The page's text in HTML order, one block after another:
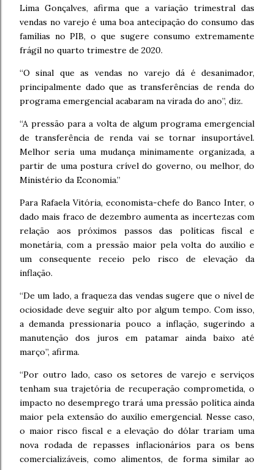
Lima Gonçalves, afirma que a variação trimestral das
vendas no varejo é uma boa antecipação do consumo das
famílias no PIB, o que sugere consumo extremamente
frágil no quarto trimestre de 2020.
“O sinal que as vendas no varejo dá é desanimador,
principalmente dado que as transferências de renda do
programa emergencial acabaram na virada do ano”, diz.
“A pressão para a volta de algum programa emergencial
de transferência de renda vai se tornar insuportável.
Melhor seria uma mudança minimamente organizada, a
partir de uma postura crível do governo, ou melhor, do
Ministério da Economia.”
Para Rafaela Vitória, economista-chefe do Banco Inter, o
dado mais fraco de dezembro aumenta as incertezas com
relação aos próximos passos das políticas fiscal e
monetária, com a pressão maior pela volta do auxílio e
um consequente receio pelo risco de elevação da
inflação.
“De um lado, a fraqueza das vendas sugere que o nível de
ociosidade deve seguir alto por algum tempo. Com isso,
a demanda pressionaria pouco a inflação, sugerindo a
manutenção dos juros em patamar ainda baixo até
março”, afirma.
“Por outro lado, caso os setores de varejo e serviços
tenham sua trajetória de recuperação comprometida, o
impacto no desemprego trará uma pressão política ainda
maior pela extensão do auxílio emergencial. Nesse caso,
o maior risco fiscal e a elevação do dólar trariam uma
nova rodada de repasses inflacionários para os bens
comercializáveis, como alimentos, de forma similar ao